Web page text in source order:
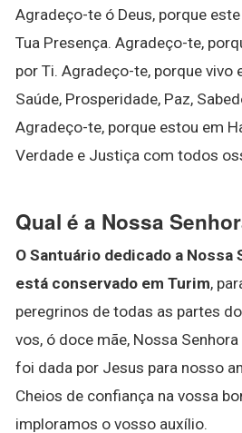
Agradeço-te ó Deus, porque
Tua Presença. Agradeço-te,
por Ti. Agradeço-te, porque vivo
Saúde, Prosperidade, Paz,
Agradeço-te, porque estou em
Verdade e Justiça com todos
Qual é a Nossa
O Santuário dedicado a
está conservado em Turim,
peregrinos de todas as partes
vos, ó doce mãe, Nossa
foi dada por Jesus para nosso
Cheios de confiança na vossa
imploramos o vosso auxílio.